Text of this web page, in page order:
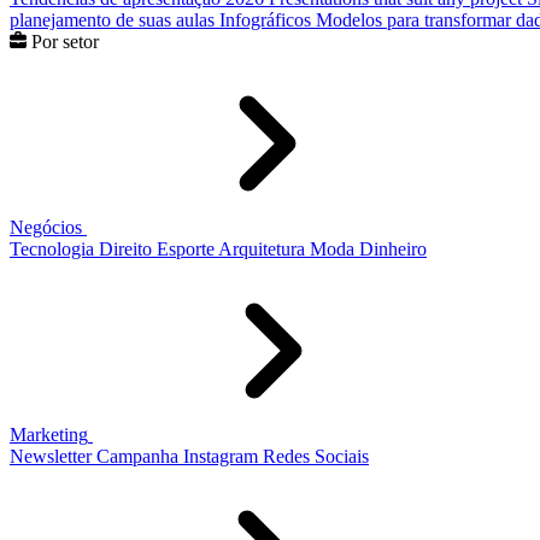
planejamento de suas aulas Infográficos Modelos para transformar
Por setor
Negócios
Tecnologia Direito Esporte Arquitetura Moda Dinheiro
Marketing
Newsletter Campanha Instagram Redes Sociais